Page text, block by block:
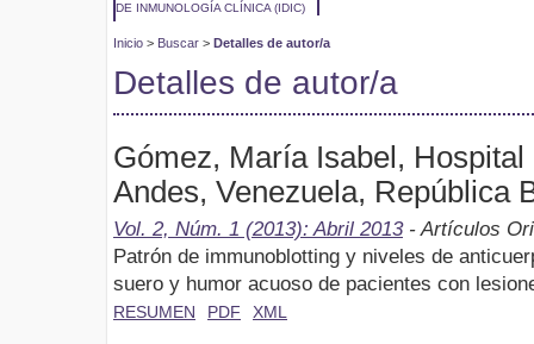
DE INMUNOLOGÍA CLÍNICA (IDIC)
Inicio > Buscar > Detalles de autor/a
Detalles de autor/a
Gómez, María Isabel,
Andes, Venezuela, República
Vol. 2, Núm. 1 (2013): Abril 2013- Artículos
Patrón de immunoblotting y niveles de
suero y humor acuoso de pacientes con
RESUMEN PDF XML